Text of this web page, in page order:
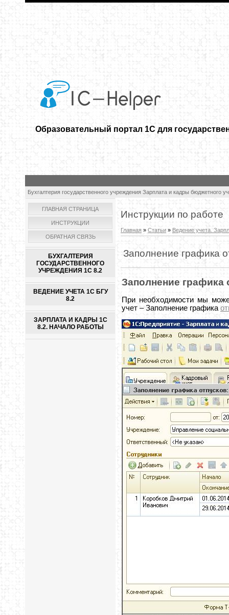
Образовательный портал 1С для
Бухгалтерия государственного учреждения Зарплата и кадры бюджетного
ГЛАВНАЯ СТРАНИЦА
ИНСТРУКЦИИ
ОБРАТНАЯ СВЯЗЬ
БУХГАЛТЕРИЯ
ГОСУДАРСТВЕННОГО
УЧРЕЖДЕНИЯ 1С 8.2
ВЕДЕНИЕ УЧЕТА 1С БГУ
8.2
ЗАРПЛАТА И КАДРЫ 1С
8.2. НАЧАЛО РАБОТЫ
Инструкции по работе
Главная » Статьи » Ведение учета.
Заполнение графика
Заполнение графика
При необходимости мы
учет – Заполнение графика